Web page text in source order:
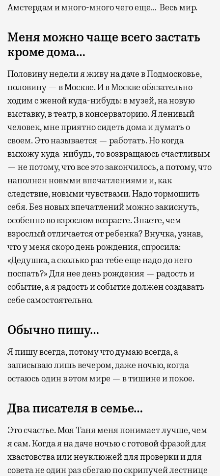
Амстердам и много-много чего еще… Весь мир.
Меня можно чаще всего застать
кроме дома…
Половину недели я живу на даче в Подмосковье,
половину — в Москве. И в Москве обязательно
ходим с женой куда-нибудь: в музей, на новую
выставку, в театр, в консерваторию. Я ленивый
человек, мне приятно сидеть дома и думать о
своем. Это называется — работать. Но когда
выхожу куда-нибудь, то возвращаюсь счастливым
— не потому, что все это закончилось, а потому, что
наполнен новыми впечатлениями и, как
следствие, новыми чувствами. Надо тормошить
себя. Без новых впечатлений можно закиснуть,
особенно во взрослом возрасте. Знаете, чем
взрослый отличается от ребенка? Внучка, узнав,
что у меня скоро день рождения, спросила:
«Дедушка, а сколько раз тебе еще надо до него
поспать?» Для нее день рождения — радость и
событие, а я радость и событие должен создавать
себе самостоятельно.
Обычно пишу…
Я пишу всегда, потому что думаю всегда, а
записываю лишь вечером, даже ночью, когда
остаюсь один в этом мире — в тишине и покое.
Два писателя в семье…
Это счастье. Моя Таня меня понимает лучше, чем
я сам. Когда я на даче ночью с готовой фразой для
хвастовства или неуклюжей для проверки и для
совета не один раз сбегаю по скрипучей лестнице